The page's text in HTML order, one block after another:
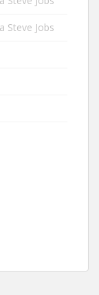
Steve Jobs